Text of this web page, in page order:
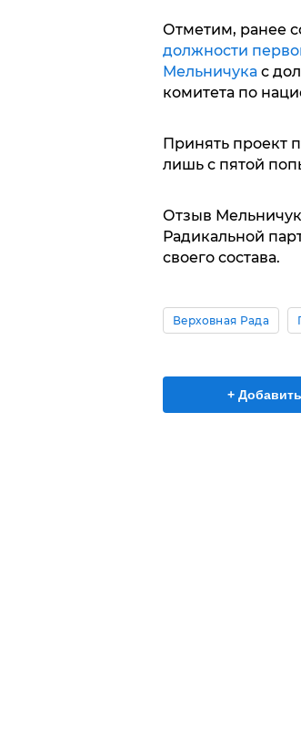
Отметим, ранее
должности
Мельничукас
комитета по
Принять проект
лишь с пятой
Отзыв
Радикальной
своего состава.
Верховная Рада
+